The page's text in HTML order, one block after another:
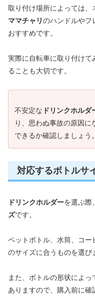
取り付け場所によっては、
ママチャリのハンドルやフ
おすすめです。
実際に自転車に取り付けて
ることも大切です。
不安定な ドリンクホルダ
り、思わぬ事故の原因
できるか確認しましょう。
対応するボトルサ
ドリンクホルダーを選ぶ際
ズです。
ペットボトル、水筒、コー
のサイズに合うものを選び
また、ボトルの形状によ
ありますので、購入前に確